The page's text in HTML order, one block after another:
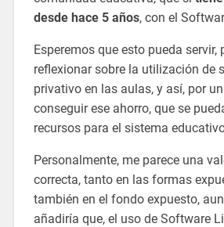
desde hace 5 años, con el
Esperemos que esto pueda servir,
reflexionar sobre la utilización de
privativo en las aulas, y así, por
conseguir ese ahorro, que se
recursos para el sistema
Personalmente, me parece una
correcta, tanto en las formas
también en el fondo expuesto,
añadiría que, el uso de Software